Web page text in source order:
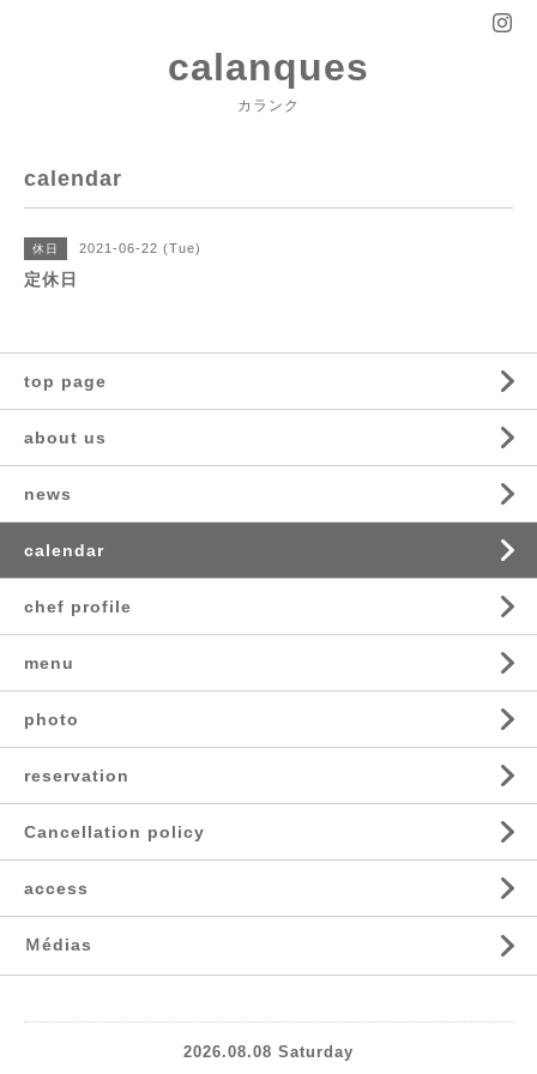
calanques
カランク
calendar
休日 2021-06-22 (Tue)
定休日
top page
about us
news
calendar
chef profile
menu
photo
reservation
Cancellation policy
access
Ｍédias
2026.08.08 Saturday